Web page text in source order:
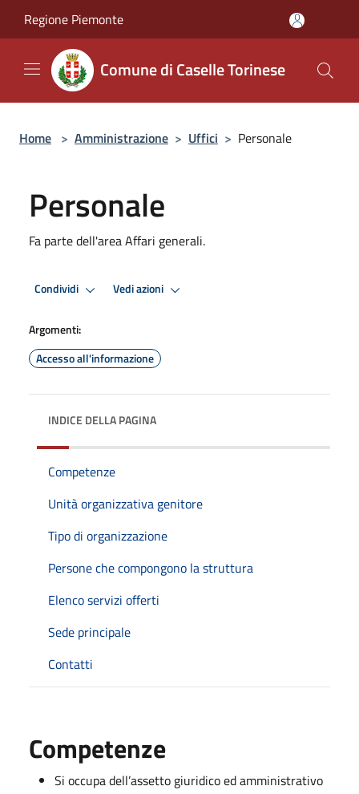
Regione Piemonte
Comune di Caselle Torinese
Home > Amministrazione > Uffici > Personale
Personale
Fa parte dell'area Affari generali.
Condividi Vedi azioni
Argomenti:
Accesso all'informazione
INDICE DELLA PAGINA
Competenze
Unità organizzativa genitore
Tipo di organizzazione
Persone che compongono la struttura
Elenco servizi offerti
Sede principale
Contatti
Competenze
Si occupa dell’assetto giuridico ed amministrativo